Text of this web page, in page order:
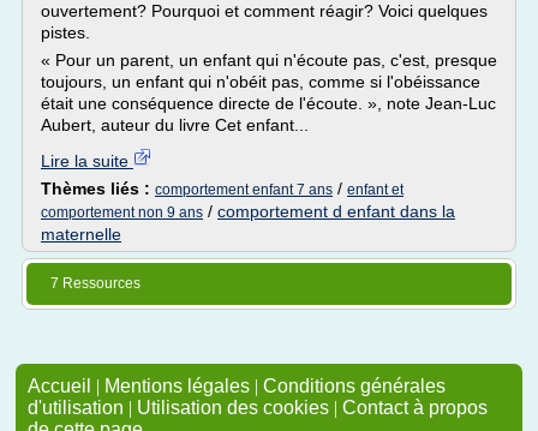
ouvertement? Pourquoi et comment réagir? Voici quelques
pistes.
« Pour un parent, un enfant qui n'écoute pas, c'est, presque
toujours, un enfant qui n'obéit pas, comme si l'obéissance
était une conséquence directe de l'écoute. », note Jean-Luc
Aubert, auteur du livre Cet enfant...
Lire la suite
Thèmes liés : comportement enfant 7 ans / enfant et
comportement non 9 ans / comportement d enfant dans la
maternelle
7 Ressources
Accueil | Mentions légales | Conditions générales
d'utilisation | Utilisation des cookies | Contact à propos